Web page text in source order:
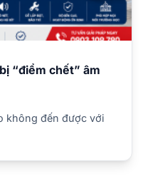
“điểm chết” âm
không đến được với